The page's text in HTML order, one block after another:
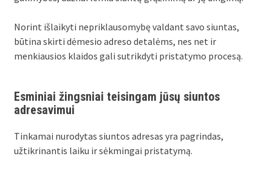
Norint išlaikyti nepriklausomybę valdant savo siuntas,
būtina skirti dėmesio adreso detalėms, nes net ir
menkiausios klaidos gali sutrikdyti pristatymo procesą.
Esminiai žingsniai teisingam jūsų siuntos
adresavimui
Tinkamai nurodytas siuntos adresas yra pagrindas,
užtikrinantis laiku ir sėkmingai pristatymą.